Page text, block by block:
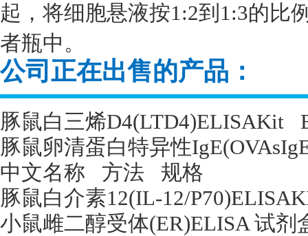
起，将细胞悬液按1:2到1:3的比
者瓶中。
公司正在出售的产品：
豚鼠白三烯D4(LTD4)ELISAKit
豚鼠卵清蛋白特异性
中文名称
方法
规格
豚鼠白介素12(IL-12/
小鼠雌二醇受体(ER)ELISA试剂